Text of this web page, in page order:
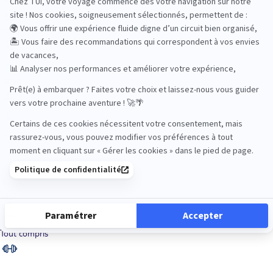
Road Trips
Sénior
Tout compris